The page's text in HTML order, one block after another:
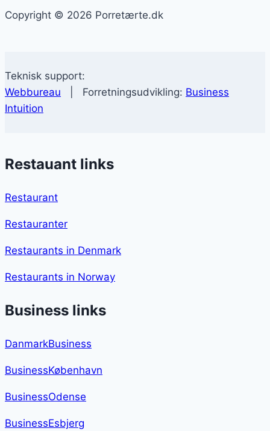
Copyright © 2026 Porretærte.dk
Teknisk support:
Webbureau | Forretningsudvikling: Business
Intuition
Restauant links
Restaurant
Restauranter
Restaurants in Denmark
Restaurants in Norway
Business links
DanmarkBusiness
BusinessKøbenhavn
BusinessOdense
BusinessEsbjerg